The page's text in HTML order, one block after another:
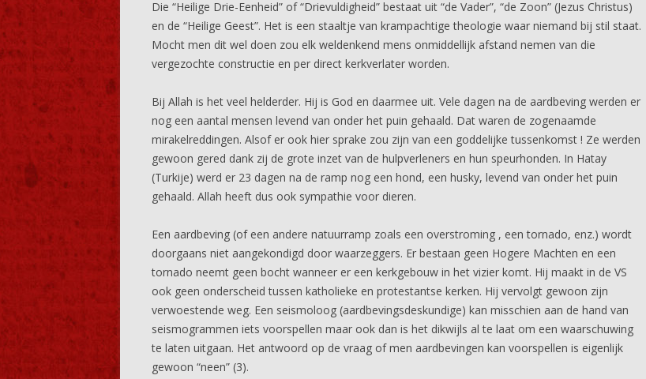
Die “Heilige Drie-Eenheid” of “Drievuldigheid” bestaat uit “de Vader”, “de Zoon” (Jezus Christus)
en de “Heilige Geest”. Het is een staaltje van krampachtige theologie waar niemand bij stil staat.
Mocht men dit wel doen zou elk weldenkend mens onmiddellijk afstand nemen van die
vergezochte constructie en per direct kerkverlater worden.
Bij Allah is het veel helderder. Hij is God en daarmee uit. Vele dagen na de aardbeving werden er
nog een aantal mensen levend van onder het puin gehaald. Dat waren de zogenaamde
mirakelreddingen. Alsof er ook hier sprake zou zijn van een goddelijke tussenkomst ! Ze werden
gewoon gered dank zij de grote inzet van de hulpverleners en hun speurhonden. In Hatay
(Turkije) werd er 23 dagen na de ramp nog een hond, een husky, levend van onder het puin
gehaald. Allah heeft dus ook sympathie voor dieren.
Een aardbeving (of een andere natuurramp zoals een overstroming , een tornado, enz.) wordt
doorgaans niet aangekondigd door waarzeggers. Er bestaan geen Hogere Machten en een
tornado neemt geen bocht wanneer er een kerkgebouw in het vizier komt. Hij maakt in de VS
ook geen onderscheid tussen katholieke en protestantse kerken. Hij vervolgt gewoon zijn
verwoestende weg. Een seismoloog (aardbevingsdeskundige) kan misschien aan de hand van
seismogrammen iets voorspellen maar ook dan is het dikwijls al te laat om een waarschuwing
te laten uitgaan. Het antwoord op de vraag of men aardbevingen kan voorspellen is eigenlijk
gewoon “neen” (3).